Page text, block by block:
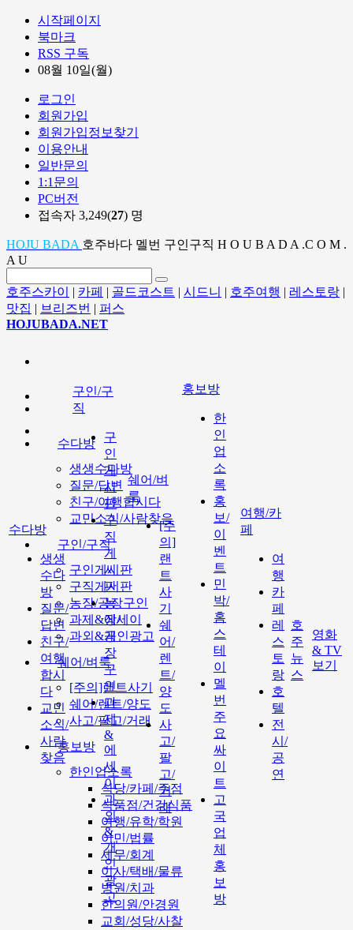
시작페이지
북마크
RSS 구독
08월 10일(월)
로그인
회원가입
회원가입정보찾기
이용안내
일반문의
1:1문의
PC버전
접속자 3,249(27) 명
HOJU BADA 호주바다 멜번 구인구직 H O U B A D A .C O M .
A U
호주스카이 | 카페 | 골드코스트 | 시드니 | 호주여행 | 레스토랑 |
맛집 | 브리즈번 | 퍼스
HOJUBADA.NET
수다방
생생수다방
질문/답변
친구/여행합시다
교민소식/사람찾음
구인/구직
구인게시판
구직게시판
농장/공장구인
과제&에세이
과외&개인광고
쉐어/벼룩
[주의]랜트사기
쉐어/렌트/양도
사고/팔고/거래
홍보방
한인업소록
식당/카페/주점
식품점/건강식품
여행/유학/학원
이민/법률
세무/회계
이사/택배/물류
병원/치과
한의원/안경원
교회/성당/사찰
수다방
생생
수다
방
질문/
답변
친구/
여행
합시
다
교민
소식/
사람
찾음
구인/구
직
구
인
게
시
판
구
직
게
시
판
농
장/
공
장
구
인
과
제
&
에
세
이
과
외
&
개
인
광
고
쉐어/벼
룩
[주
의]
랜
트
사
기
쉐
어/
렌
트/
양
도
사
고/
팔
고/
거
래
홍보방
한
인
업
소
록
홍
보/
이
벤
트
민
박/
홈
스
테
이
멜
번
주
요
싸
이
트
고
국
업
체
홍
보
방
여행/카
페
여
행
카
페
레
스
토
랑
호
텔
전
시/
공
연
호
주
뉴
스
영화
& TV
보기